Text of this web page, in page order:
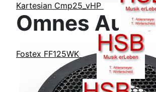
Kartesian Cmp25_vHP
Fostex FF125WK
Omnes